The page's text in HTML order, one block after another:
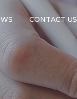
CONTACT US